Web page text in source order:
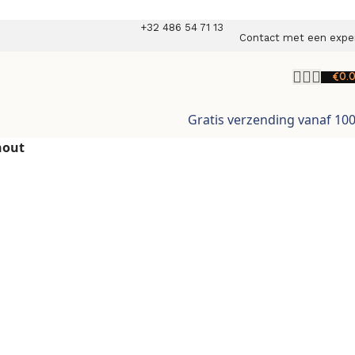
+32 486 54 71 13
Contact met een
€
Gratis verzending vanaf